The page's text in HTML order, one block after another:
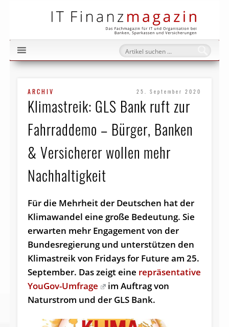
ARCHIV 25. September 2020
Klimastreik: GLS Bank ruft zur
Fahrraddemo – Bürger, Banken
& Versicherer wollen mehr
Nachhaltigkeit
Für die Mehrheit der Deutschen hat der
Klimawandel eine große Bedeutung. Sie
erwarten mehr Engagement von der
Bundesregierung und unterstützen den
Klimastreik von Fridays for Future am 25.
September. Das zeigt eine repräsentative
YouGov-Umfrage
im Auftrag von
Naturstrom und der GLS Bank.